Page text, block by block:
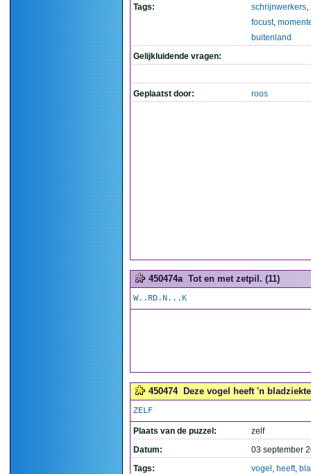
Tags:
schrijnwerkers,
focust,
buitenland
Gelijkluidende vragen:
Geplaatst door: roos
450474a Tot en met zetpil. (11)
W..RD.N...K
450474 Deze vogel heeft 'n
ZELF
Plaats van de puzzel:
zelf
Datum:
03 september
Tags:
vogel , heeft,